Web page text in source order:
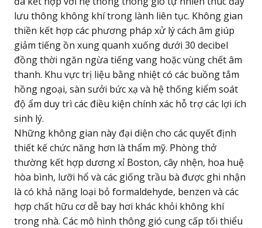
lưu thông không khí trong lành liên tục. Không gian
thiền kết hợp các phương pháp xử lý cách âm giúp
giảm tiếng ồn xung quanh xuống dưới 30 decibel
đồng thời ngăn ngừa tiếng vang hoặc vùng chết âm
thanh. Khu vực trị liệu bằng nhiệt có các buồng tắm
hồng ngoại, sàn sưởi bức xạ và hệ thống kiểm soát
độ ẩm duy trì các điều kiện chính xác hỗ trợ các lợi ích
sinh lý.
Những không gian này đại diện cho các quyết định
thiết kế chức năng hơn là thẩm mỹ. Phòng thở
thường kết hợp dương xỉ Boston, cây nhện, hoa huệ
hòa bình, lưỡi hổ và các giống trầu bà được ghi nhận
là có khả năng loại bỏ formaldehyde, benzen và các
hợp chất hữu cơ dễ bay hơi khác khỏi không khí
trong nhà. Các mô hình thông gió cung cấp tối thiểu